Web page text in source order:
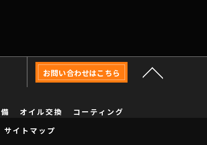
お問い合わせはこちら
オイル交換
コーティング
サイトマップ